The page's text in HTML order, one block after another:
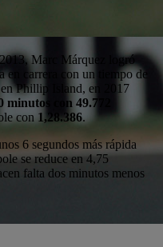
Marc Márquez logró
en carrera con un tiempo de
Phillip Island, en 2017
minutos con 49.772
con 1,28.386.
6 segundos más rápida
se reduce en 4,75
falta dos minutos menos